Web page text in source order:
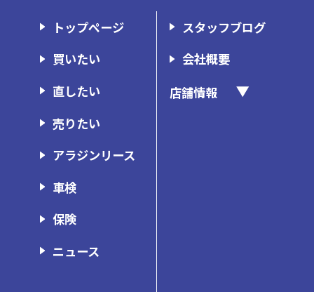
トップページ
買いたい
直したい
売りたい
アラジンリース
車検
保険
ニュース
スタッフブログ
会社概要
店舗情報